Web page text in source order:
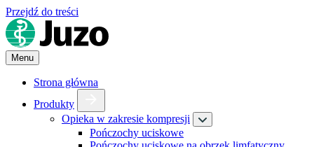
Przejdź do treści
Menu
Strona główna
Produkty
Opieka w zakresie kompresji
Pończochy uciskowe